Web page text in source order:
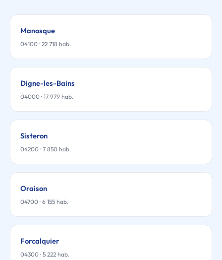
Manosque
04100 · 22 718 hab.
Digne-les-Bains
04000 · 17 979 hab.
Sisteron
04200 · 7 850 hab.
Oraison
04700 · 6 155 hab.
Forcalquier
04300 · 5 222 hab.